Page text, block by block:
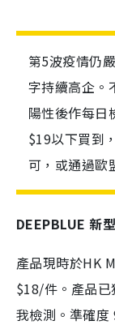
第5波疫情仍
字持續高企。
陽性後作每日
$19以下買到
可，或通過歐
DEEPBLUE 新
產品現時於HK
$18/件。產品已
我檢測。準確